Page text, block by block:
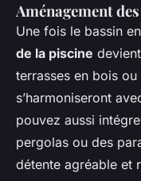
Aménagement
Une fois le bassin
de la piscine
terrasses en bois
s’harmoniseront
pouvez aussi
pergolas ou des
détente agréable et